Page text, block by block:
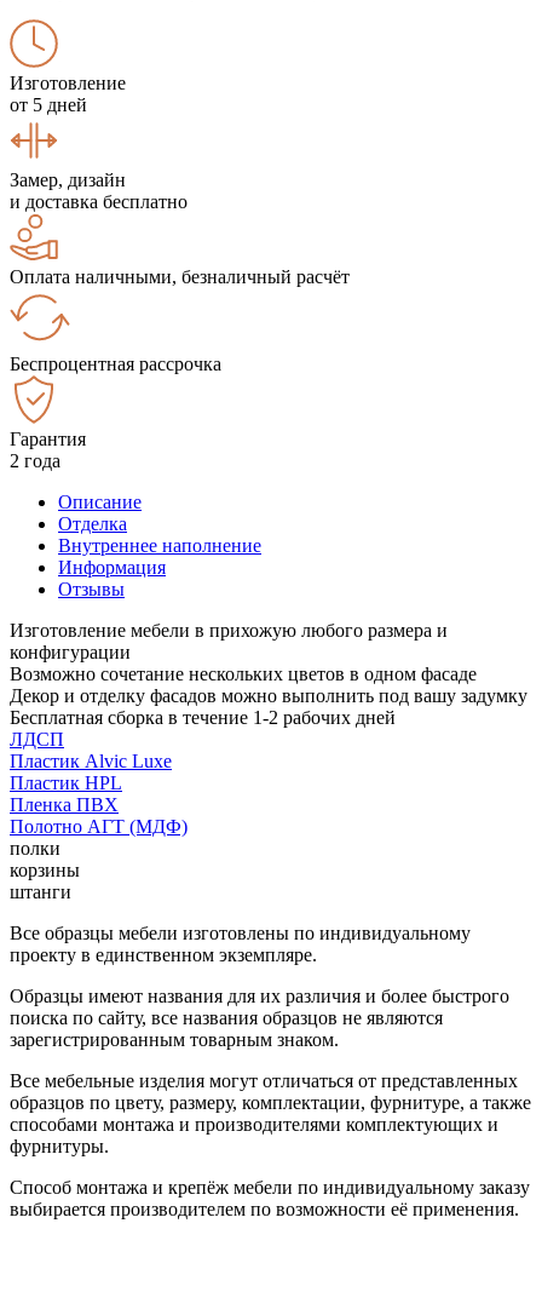
Изготовление
от 5 дней
Замер, дизайн
и доставка бесплатно
Оплата наличными, безналичный расчёт
Беспроцентная рассрочка
Гарантия
2 года
Описание
Отделка
Внутреннее наполнение
Информация
Отзывы
Изготовление мебели в прихожую любого размера и
конфигурации
Возможно сочетание нескольких цветов в одном фасаде
Декор и отделку фасадов можно выполнить под вашу задумку
Бесплатная сборка в течение 1-2 рабочих дней
ЛДСП
Пластик Alvic Luxe
Пластик HPL
Пленка ПВХ
Полотно АГТ (МДФ)
полки
корзины
штанги
Все образцы мебели изготовлены по индивидуальному
проекту в единственном экземпляре.
Образцы имеют названия для их различия и более быстрого
поиска по сайту, все названия образцов не являются
зарегистрированным товарным знаком.
Все мебельные изделия могут отличаться от представленных
образцов по цвету, размеру, комплектации, фурнитуре, а также
способами монтажа и производителями комплектующих и
фурнитуры.
Способ монтажа и крепёж мебели по индивидуальному заказу
выбирается производителем по возможности её применения.